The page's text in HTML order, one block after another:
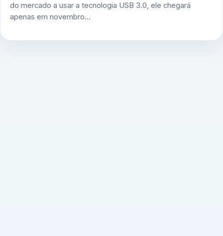
do mercado a usar a tecnologia USB 3.0, ele chegará
apenas em novembro…